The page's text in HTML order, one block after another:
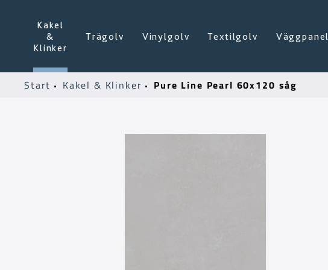
Kakel
&
Klinker
Trägolv Vinylgolv Textilgolv Väggpanel
Start Kakel & Klinker Pure Line Pearl 60x120 såg